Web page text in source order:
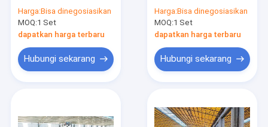
200KW tali
pembuatan pita
Harga:Bisa dinegosiasikan
MOQ:1 Set
dapatkan harga terbaru
Hubungi sekarang
bahan serpihan PET
Mesin pembuatan tali
Harga:Bisa dinegosiasikan
MOQ:1 Set
dapatkan harga terbaru
Hubungi sekarang